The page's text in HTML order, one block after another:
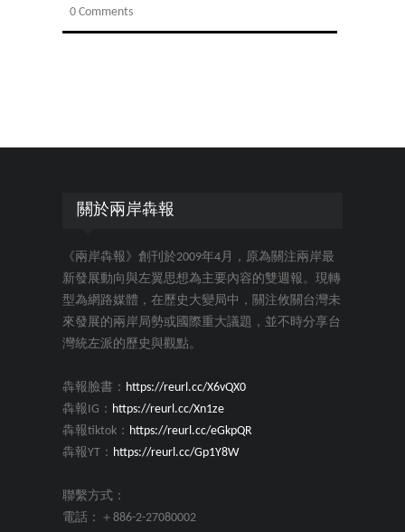
0 Comments
關於兩岸犇報
《兩岸犇報》創刊於2009年4月，原為關注兩岸最
新發展動向與左翼思想為主要內容的雙週報。現轉
型為網路媒體，在歷史大變局中，關注攸關台灣未
來發展的兩岸局勢或國際重大議題，並不時分享台
灣統左派的歷史與觀點。
犇報臉書： https://reurl.cc/X6vQX0
犇報IG： https://reurl.cc/Xn1ze
犇報tiktok： https://reurl.cc/eGkpQR
犇報YT： https://reurl.cc/Gp1Y8W
聯繫方式：
電話：＋886-2-27080002